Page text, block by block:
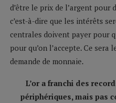
d’être le prix de l’argent pour
c’est-à-dire que les intérêts
centrales doivent payer pour
pour qu’on l’accepte. Ce
demande de monnaie.
L’or a franchi des
périphériques, mais pas